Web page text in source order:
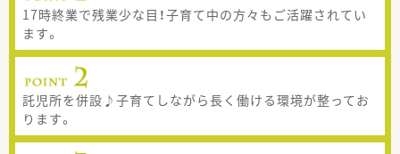
17時終業で残業少な目！子育て中の方々もご活躍されてい
ます。
託児所を併設♪子育てしながら長く働ける環境が整ってお
ります。